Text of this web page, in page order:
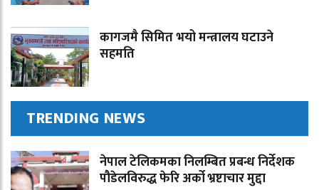
कागजमै सिमित भयो मन्त्रालय घटाउने
सहमति
TRENDING NEWS
नेपाल टेलिकमका निलम्बित प्रबन्ध निर्देशक
पौडेलविरुद्ध फेरि अर्को भ्रष्टाचार मुद्दा